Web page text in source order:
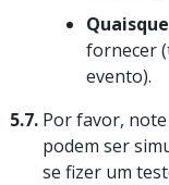
fornecer
evento).
5.7. Por favor, note
podem ser
se fizer um